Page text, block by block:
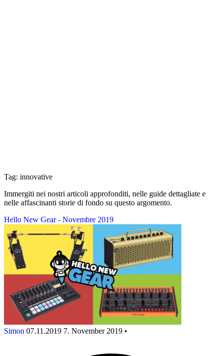
Tag: innovative
Immergiti nei nostri articoli approfonditi, nelle guide dettagliate e
nelle affascinanti storie di fondo su questo argomento.
Hello New Gear - Novembre 2019
Simon 07.11.2019 7. November 2019 •